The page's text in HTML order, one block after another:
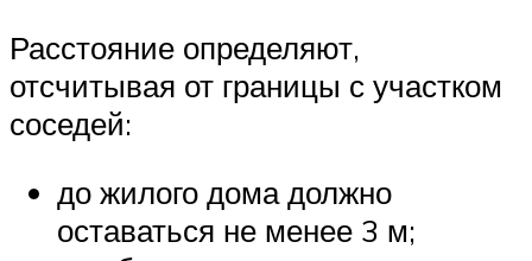
Расстояние определяют,
отсчитывая от границы с участком
соседей:
до жилого дома должно
оставаться не менее 3 м;